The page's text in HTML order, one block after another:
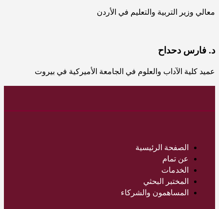
معالي وزير التربية والتعليم في الأردن
د. فارس دحداح
عميد كلية الآداب والعلوم في الجامعة الأميركية في بيروت
الصفحة الرئيسية
عن تمام
الخدمات
المختبر البحثي
المساهمون والشركاء